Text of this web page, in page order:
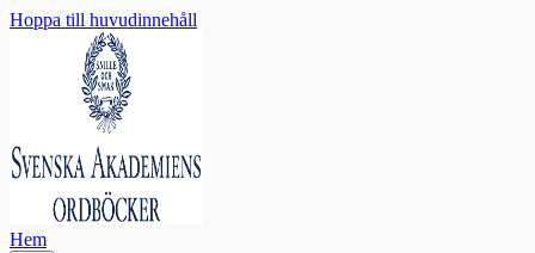
Hoppa till huvudinnehåll
Hem